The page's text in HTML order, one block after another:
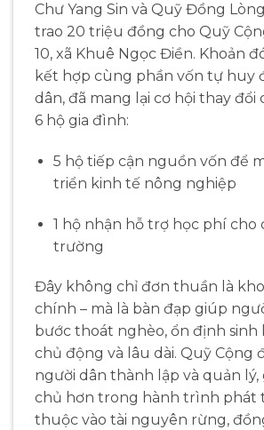
Chư Yang Sin và Quỹ Đồng
trao 20 triệu đồng cho Quỹ
10, xã Khuê Ngọc Điền. Khoản
kết hợp cùng phần vốn tự huy
dân, đã mang lại cơ hội thay đổi
6 hộ gia đình:
5 hộ tiếp cận nguồn vốn để
triển kinh tế nông nghiệp
1 hộ nhận hỗ trợ học phí cho
trường
Đây không chỉ đơn thuần là
chính – mà là bàn đạp giúp
bước thoát nghèo, ổn định sinh
chủ động và lâu dài. Quỹ Cộng
người dân thành lập và quản
chủ hơn trong hành trình phát
thuộc vào tài nguyên rừng,